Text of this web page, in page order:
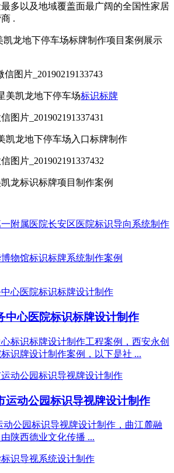
多以及地域覆盖面最广阔的全国性家居
.
龙地下停车场标牌制作项目案例展示
美凯龙地下停车场标识标牌
凯龙地下停车场入口标牌制作
龙标识标牌项目制作案例
附属医院长安区医院标识导向系统制作
物馆标识标牌系统制作案例
中心医院标识标牌设计制作
标识标牌设计制作工程案例，西安永创
识牌设计制作案例，以下是社 ...
运动公园标识导视牌设计制作
公园标识导视牌设计制作，曲江麓融
陕西德业文化传播 ...